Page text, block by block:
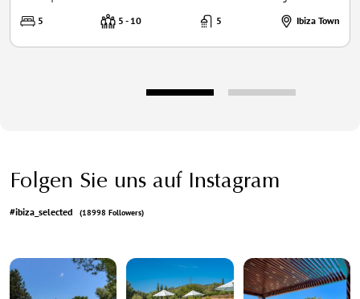
5
5 - 10 5 Ibiza Town
Folgen Sie uns auf Instagram
#ibiza_selected (18998 Followers)